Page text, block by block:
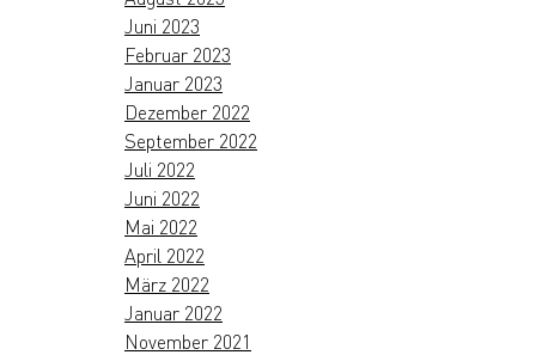
Juni 2023
Februar 2023
Januar 2023
Dezember 2022
September 2022
Juli 2022
Juni 2022
Mai 2022
April 2022
März 2022
Januar 2022
November 2021